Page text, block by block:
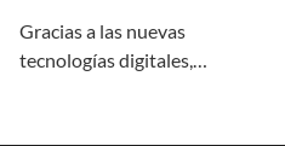
esté en tu mente. Con
propiedades por todo el
Gracias a las nuevas
tecnologías digitales,